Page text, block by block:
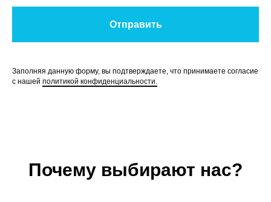
Отправить
Заполняя данную форму, вы подтверждаете, что принимаете согласие
с нашей политикой конфиденциальности.
Почему выбирают нас?